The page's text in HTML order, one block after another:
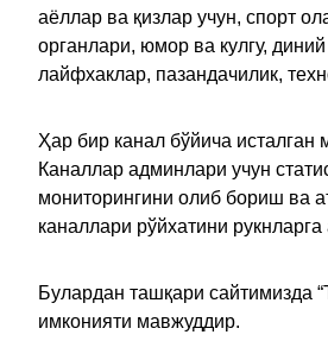
аёллар ва қизлар учун, спорт
органлари, юмор ва кулгу,
лайфхаклар, пазандачилик,
Ҳар бир канал бўйича исталган
Каналлар админлари учун
мониторингини олиб бориш ва
каналлари рўйхатини
Булардан ташқари сайтимизда
имконияти мавжуддир.